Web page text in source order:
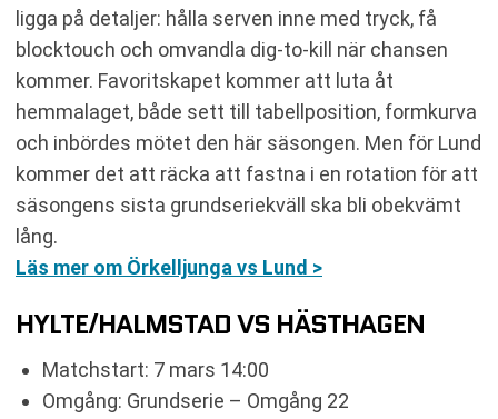
ligga på detaljer: hålla serven inne med tryck, få
blocktouch och omvandla dig-to-kill när chansen
kommer. Favoritskapet kommer att luta åt
hemmalaget, både sett till tabellposition, formkurva
och inbördes mötet den här säsongen. Men för Lund
kommer det att räcka att fastna i en rotation för att
säsongens sista grundseriekväll ska bli obekvämt
lång.
Läs mer om Örkelljunga vs Lund >
HYLTE/HALMSTAD VS HÄSTHAGEN
Matchstart: 7 mars 14:00
Omgång: Grundserie – Omgång 22